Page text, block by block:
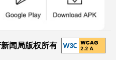
闻局版权所有